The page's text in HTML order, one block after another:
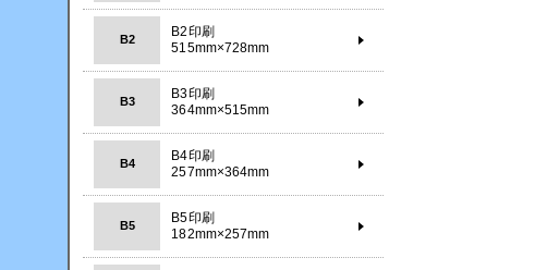
B2
B2印刷
515mm×728mm
B3
B3印刷
364mm×515mm
B4
B4印刷
257mm×364mm
B5
B5印刷
182mm×257mm